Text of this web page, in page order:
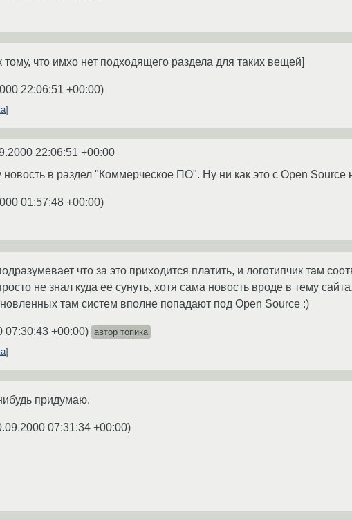
что имхо нет подходящего раздела для таких вещей]
22:06:51 +00:00)
22:06:51 +00:00
в раздел "Коммерческое ПО". Ну ни как это с Open Source
01:57:48 +00:00)
что за это приходится платить, и логотипчик там
не знал куда ее сунуть, хотя сама новость вроде в тему сайта.
там систем вполне попадают под Open Source :)
07:30:43 +00:00) автор топика
придумаю.
07:31:34 +00:00)